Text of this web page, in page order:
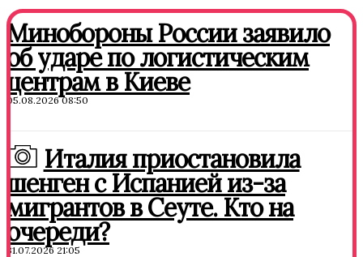
Минобороны России заявило
об ударе по логистическим
центрам в Киеве
05.08.2026 08:50
Италия приостановила
шенген с Испанией из-за
мигрантов в Сеуте. Кто на
очереди?
31.07.2026 21:05